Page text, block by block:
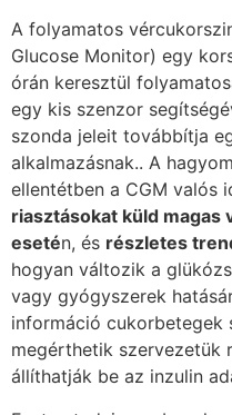
A folyamatos
Glucose Monitor) egy
órán keresztül
egy kis szenzor
szonda jeleit továbbítja
alkalmazásnak.. A
ellentétben a CGM valós
riasztásokat küld magas
esetén, és részletes
hogyan változik a
vagy gyógyszerek
információ cukorbetegek
megérthetik szervezetük
állíthatják be az inzulin